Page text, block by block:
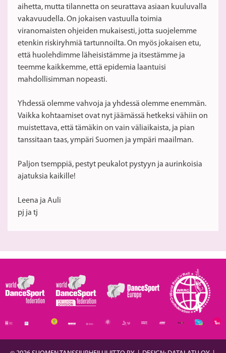
aihetta, mutta tilannetta on seurattava asiaan kuuluvalla
vakavuudella. On jokaisen vastuulla toimia
viranomaisten ohjeiden mukaisesti, jotta suojelemme
etenkin riskiryhmiä tartunnoilta. On myös jokaisen etu,
että huolehdimme läheisistämme ja itsestämme ja
teemme kaikkemme, että epidemia laantuisi
mahdollisimman nopeasti.
Yhdessä olemme vahvoja ja yhdessä olemme enemmän.
Vaikka kohtaamiset ovat nyt jäämässä hetkeksi vähiin on
muistettava, että tämäkin on vain väliaikaista, ja pian
tanssitaan taas, ympäri Suomen ja ympäri maailman.
Paljon tsemppiä, pestyt peukalot pystyyn ja aurinkoisia
ajatuksia kaikille!
Leena ja Auli
pj ja tj